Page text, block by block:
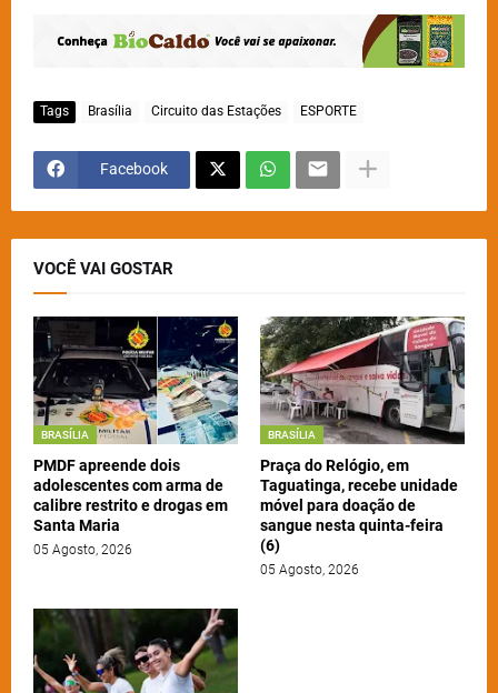
Tags Brasília Circuito das Estações ESPORTE
Facebook
VOCÊ VAI GOSTAR
BRASÍLIA
PMDF apreende dois
adolescentes com arma de
calibre restrito e drogas em
Santa Maria
05 Agosto, 2026
BRASÍLIA
Praça do Relógio, em
Taguatinga, recebe unidade
móvel para doação de
sangue nesta quinta-feira
(6)
05 Agosto, 2026